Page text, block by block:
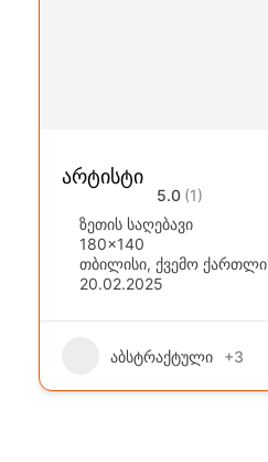
არტისტი
5.0 (1)
ზეთის საღებავი
180x140
თბილისი, ქვემო ქართლი
20.02.2025
აბსტრაქტული +3